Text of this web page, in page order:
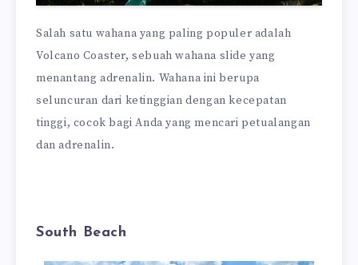
Salah satu wahana yang paling populer adalah
Volcano Coaster, sebuah wahana slide yang
menantang adrenalin. Wahana ini berupa
seluncuran dari ketinggian dengan kecepatan
tinggi, cocok bagi Anda yang mencari petualangan
dan adrenalin.
South Beach